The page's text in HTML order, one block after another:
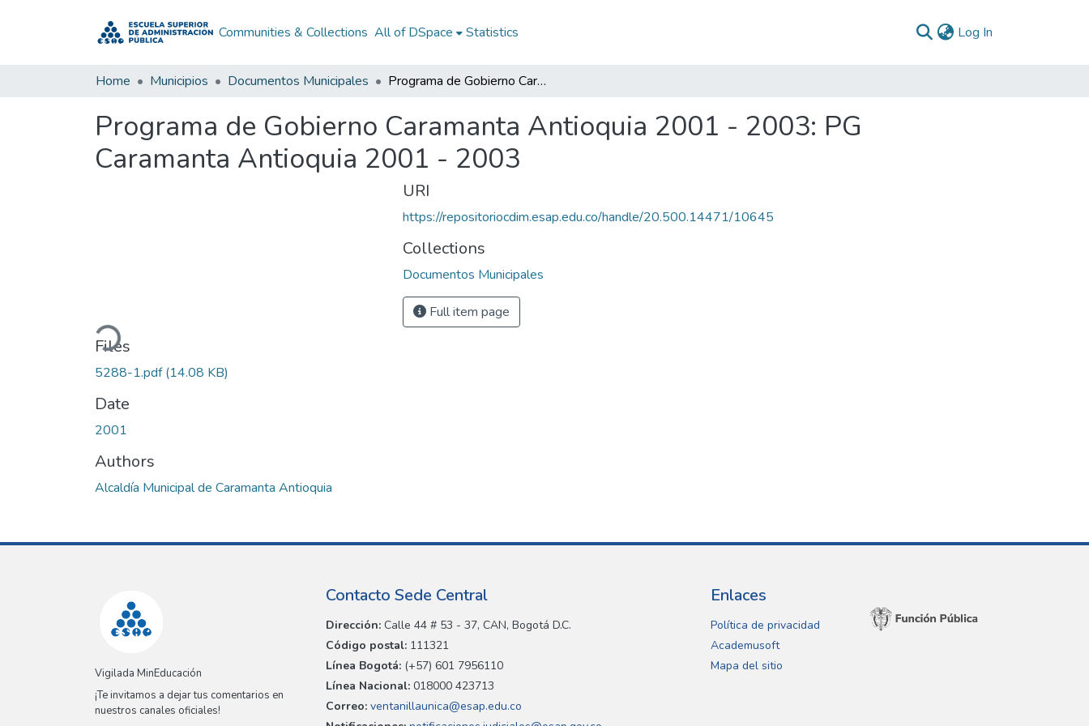
Communities & Collections All of DSpace Statistics Log In
Home Municipios Documentos Municipales Programa de Gobierno Caramanta Antioquia 2001 - 2003: PG Caramanta Antioquia 2001 - 2003
Programa de Gobierno Caramanta Antioquia 2001 - 2003: PG
Caramanta Antioquia 2001 - 2003
Loading...
Files
5288-1.pdf(14.08 KB)
Date
2001
Authors
Alcaldía Municipal de Caramanta Antioquia
URI
https://repositoriocdim.esap.edu.co/handle/20.500.14471/10645
Collections
Documentos Municipales
Full item page
Vigilada MinEducación
¡Te invitamos a dejar tus comentarios en
nuestros canales oficiales!
Contacto Sede Central
Dirección: Calle 44 # 53 - 37, CAN, Bogotá D.C.
Código postal: 111321
Línea Bogotá: (+57) 601 7956110
Línea Nacional: 018000 423713
Correo: ventanillaunica@esap.edu.co
Enlaces
Política de privacidad
Academusoft
Mapa del sitio